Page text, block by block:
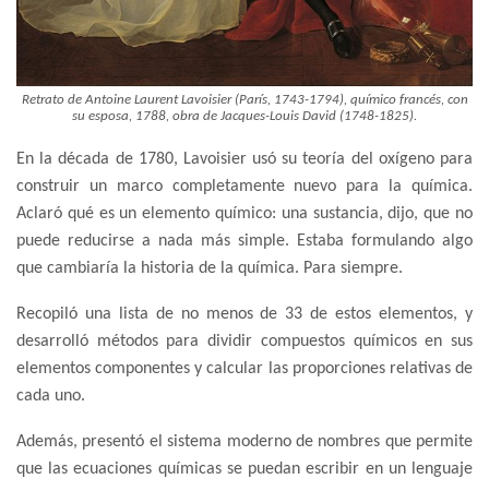
Retrato de Antoine Laurent Lavoisier (París, 1743-1794), químico francés, con
su esposa, 1788, obra de Jacques-Louis David (1748-1825).
En la década de 1780, Lavoisier usó su teoría del oxígeno para
construir un marco completamente nuevo para la química.
Aclaró qué es un elemento químico: una sustancia, dijo, que no
puede reducirse a nada más simple. Estaba formulando algo
que cambiaría la historia de la química. Para siempre.
Recopiló una lista de no menos de 33 de estos elementos, y
desarrolló métodos para dividir compuestos químicos en sus
elementos componentes y calcular las proporciones relativas de
cada uno.
Además, presentó el sistema moderno de nombres que permite
que las ecuaciones químicas se puedan escribir en un lenguaje